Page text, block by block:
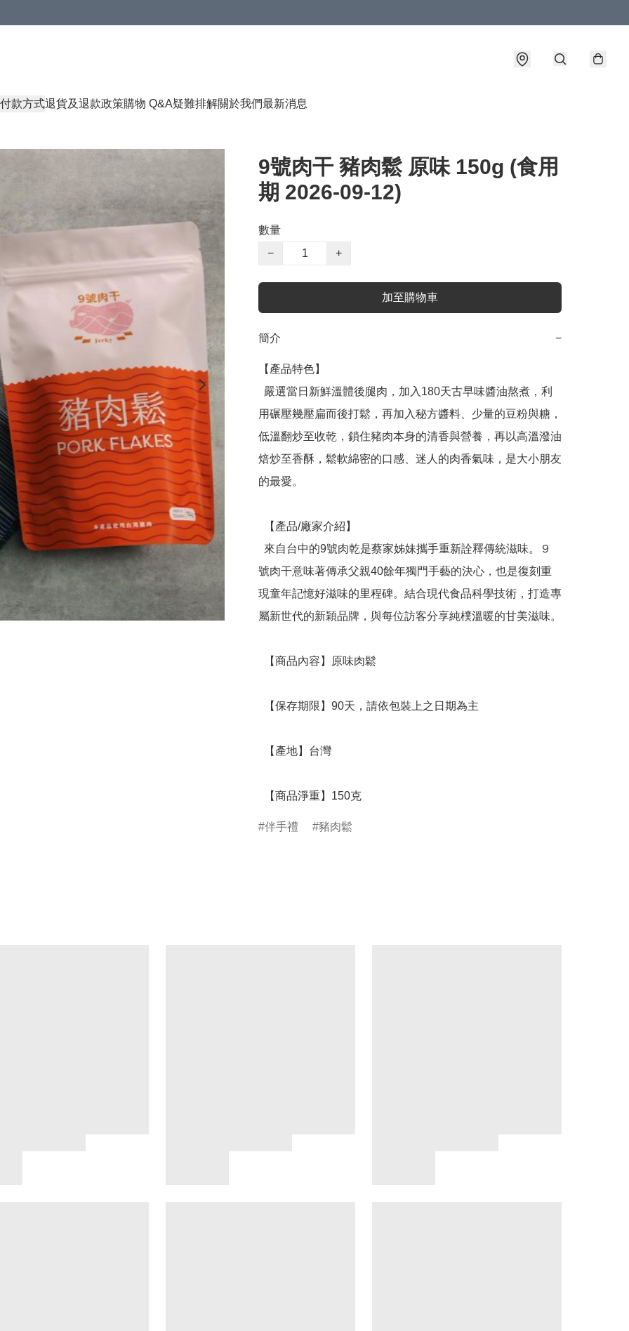
付款方式退貨及退款政策購物 Q&A疑難排解關於我們最新消息
9號肉干 豬肉鬆 原味 150g (食用
期 2026-09-12)
數量
−
+
加至購物車
簡介 −
【產品特色】
用碾壓幾壓扁而後打鬆，再加入秘方醬料、少量的豆粉與糖，
低溫翻炒至收乾，鎖住豬肉本身的清香與營養，再以高溫潑油
焙炒至香酥，鬆軟綿密的口感、迷人的肉香氣味，是大小朋友
的最愛。
號肉干意味著傳承父親40餘年獨門手藝的決心，也是復刻重
現童年記憶好滋味的里程碑。結合現代食品科學技術，打造專
屬新世代的新穎品牌，與每位訪客分享純樸溫暖的甘美滋味。
  【商品淨重】150克
伴手禮 豬肉鬆